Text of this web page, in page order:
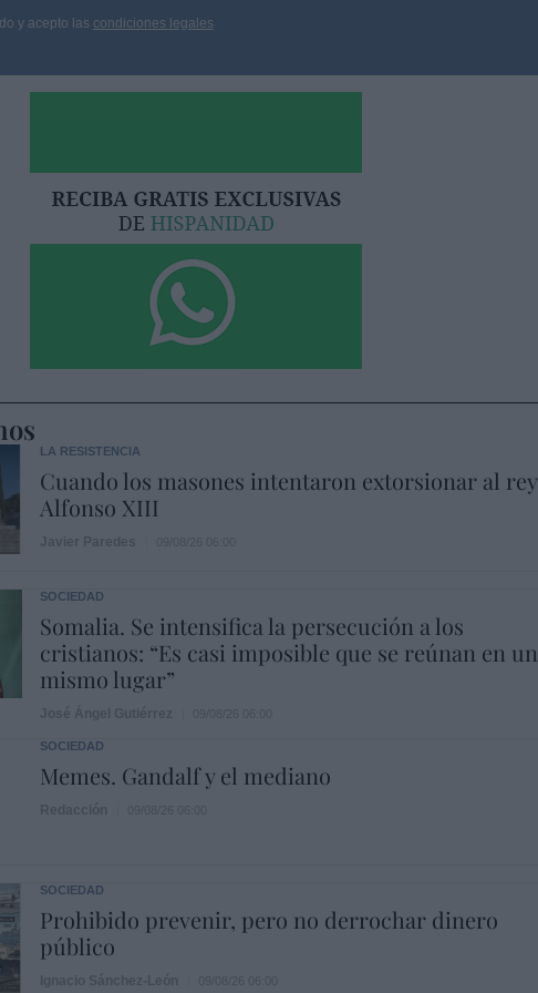
y acepto las condiciones legales
LA RESISTENCIA
Cuando los masones intentaron extorsionar al rey
Alfonso XIII
SOCIEDAD
Somalia. Se intensifica la persecución a los
cristianos: “Es casi imposible que se reúnan en un
mismo lugar”
SOCIEDAD
Memes. Gandalf y el mediano
SOCIEDAD
Prohibido prevenir, pero no derrochar dinero
público